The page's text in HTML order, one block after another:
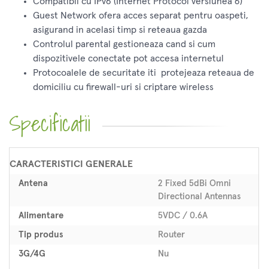
Guest Network ofera acces separat pentru oaspeti,
asigurand in acelasi timp si reteaua gazda
Controlul parental gestioneaza cand si cum
dispozitivele conectate pot accesa internetul
Protocoalele de securitate iti protejeaza reteaua de
domiciliu cu firewall-uri si criptare wireless
Specificatii
CARACTERISTICI GENERALE
Antena
2 Fixed 5dBi Omni
Directional Antennas
Alimentare 5VDC / 0.6A
Tip produs Router
3G/4G Nu